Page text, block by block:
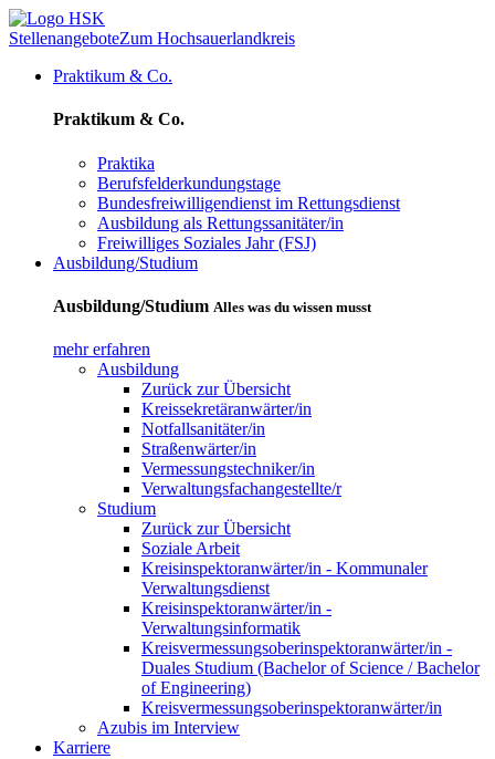
StellenangeboteZum Hochsauerlandkreis
Praktikum & Co.
Praktikum & Co.
Praktika
Berufsfelderkundungstage
Bundesfreiwilligendienst im Rettungsdienst
Ausbildung als Rettungssanitäter/in
Freiwilliges Soziales Jahr (FSJ)
Ausbildung/Studium
Ausbildung/Studium Alles was du wissen musst
mehr erfahren
Ausbildung
Zurück zur Übersicht
Kreissekretäranwärter/in
Notfallsanitäter/in
Straßenwärter/in
Vermessungstechniker/in
Verwaltungsfachangestellte/r
Studium
Zurück zur Übersicht
Soziale Arbeit
Kreisinspektoranwärter/in - Kommunaler
Verwaltungsdienst
Kreisinspektoranwärter/in -
Verwaltungsinformatik
Kreisvermessungsoberinspektoranwärter/in -
Duales Studium (Bachelor of Science / Bachelor
of Engineering)
Kreisvermessungsoberinspektoranwärter/in
Azubis im Interview
Karriere